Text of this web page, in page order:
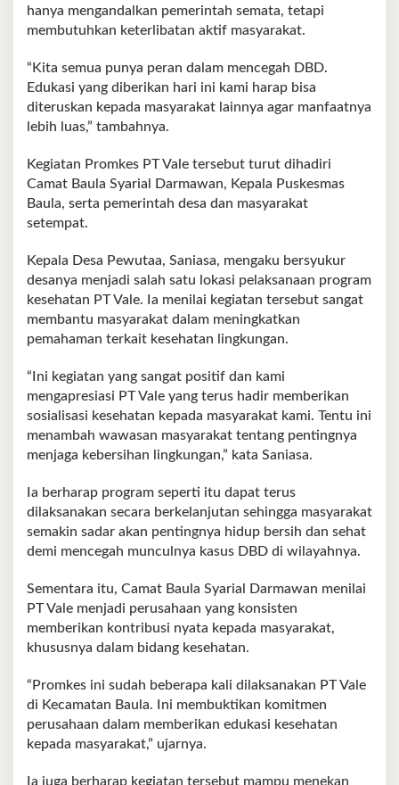
hanya mengandalkan pemerintah semata, tetapi
membutuhkan keterlibatan aktif masyarakat.
“Kita semua punya peran dalam mencegah DBD.
Edukasi yang diberikan hari ini kami harap bisa
diteruskan kepada masyarakat lainnya agar manfaatnya
lebih luas,” tambahnya.
Kegiatan Promkes PT Vale tersebut turut dihadiri
Camat Baula Syarial Darmawan, Kepala Puskesmas
Baula, serta pemerintah desa dan masyarakat
setempat.
Kepala Desa Pewutaa, Saniasa, mengaku bersyukur
desanya menjadi salah satu lokasi pelaksanaan program
kesehatan PT Vale. Ia menilai kegiatan tersebut sangat
membantu masyarakat dalam meningkatkan
pemahaman terkait kesehatan lingkungan.
“Ini kegiatan yang sangat positif dan kami
mengapresiasi PT Vale yang terus hadir memberikan
sosialisasi kesehatan kepada masyarakat kami. Tentu ini
menambah wawasan masyarakat tentang pentingnya
menjaga kebersihan lingkungan,” kata Saniasa.
Ia berharap program seperti itu dapat terus
dilaksanakan secara berkelanjutan sehingga masyarakat
semakin sadar akan pentingnya hidup bersih dan sehat
demi mencegah munculnya kasus DBD di wilayahnya.
Sementara itu, Camat Baula Syarial Darmawan menilai
PT Vale menjadi perusahaan yang konsisten
memberikan kontribusi nyata kepada masyarakat,
khususnya dalam bidang kesehatan.
“Promkes ini sudah beberapa kali dilaksanakan PT Vale
di Kecamatan Baula. Ini membuktikan komitmen
perusahaan dalam memberikan edukasi kesehatan
kepada masyarakat,” ujarnya.
Ia juga berharap kegiatan tersebut mampu menekan